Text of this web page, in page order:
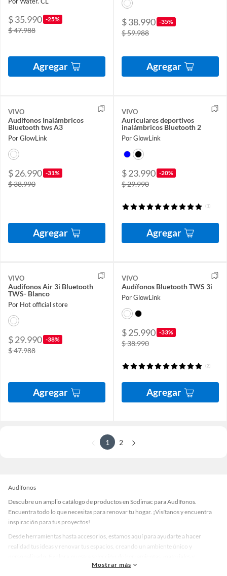
$ 35.990 -25%
$ 47.988
Agregar
$ 38.990 -35%
$ 59.988
Agregar
VIVO
Audífonos Inalámbricos
Bluetooth tws A3
Por GlowLink
$ 26.990 -31%
$ 38.990
Agregar
VIVO
Auriculares deportivos
inalámbricos Bluetooth 2
Por GlowLink
$ 23.990 -20%
$ 29.990
(1)
Agregar
VIVO
Audifonos Air 3i Bluetooth
TWS- Blanco
Por Hot official store
$ 29.990 -38%
$ 47.988
Agregar
VIVO
Audífonos Bluetooth TWS 3i
Por GlowLink
$ 25.990 -33%
$ 38.990
(2)
Agregar
1 2
Audífonos
Descubre un amplio catálogo de productos en Sodimac para Audífonos.
Encuentra todo lo que necesitas para renovar tu hogar. ¡Visítanos y encuentra
inspiración para tus proyectos!
Desde herramientas hasta accesorios, estamos aquí para ayudarte a hacer
realidad tus ideas y renovar tus espacios, creando un ambiente único y
accesorios de calidad que te ayudarán a crear un espacio más tú.
Mostrar más